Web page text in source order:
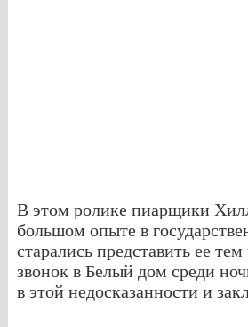
В этом ролике пиарщики
большом опыте в
старались представить ее
звонок в Белый дом среди
в этой недосказанности и